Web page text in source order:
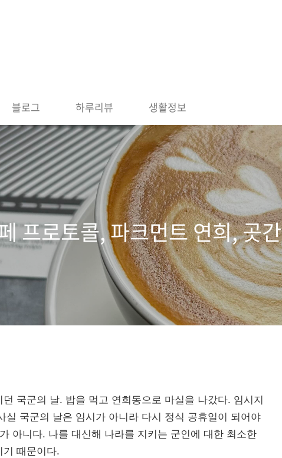
블로그 하루리뷰 생활정보
프로토콜, 파크먼트 연희, 곳간
국군의 날. 밥을 먹고 연희동으로 마실을 나갔다. 임시지
실 국군의 날은 임시가 아니라 다시 정식 공휴일이 되어야
아니다. 나를 대신해 나라를 지키는 군인에 대한 최소한
기 때문이다.